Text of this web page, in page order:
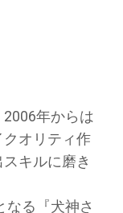
2006年からは
クオリティ作
キルに磨き
なる『犬神さ